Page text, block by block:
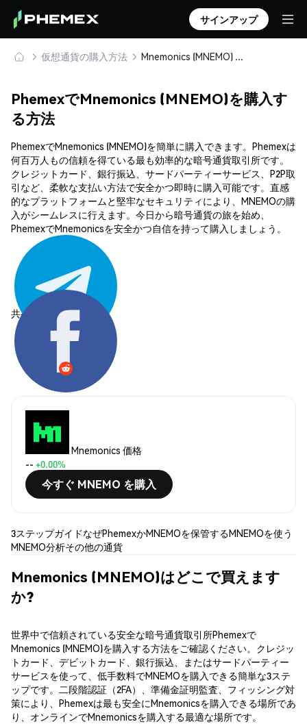
サインアップ
仮想通貨の購入方法 Mnemonics (MNEMO) を安全に購入・保管
PhemexでMnemonics (MNEMO)を購入す
る方法
PhemexでMnemonics (MNEMO)を簡単に購入できます。Phemexは
何百万人もの信頼を得ている最も効率的な暗号通貨取引所です。
クレジットカード、銀行振込、サードパーティーサービス、P2P取
引など、柔軟な支払い方法で安全かつ即時に購入可能です。直感
的なプラットフォームと堅牢なセキュリティにより、MNEMOの購
入がシームレスに行えます。今日から暗号通貨の旅を始め、
PhemexでMnemonicsを安全かつ自信を持って購入しましょう。
共有する:
Mnemonics 価格
-- +0.00%
今すぐ MNEMO を購入
3ステップガイドなぜPhemexかMNEMOを保管するMNEMOを使う
MNEMO分析その他の通貨
Mnemonics (MNEMO)はどこで買えます
か?
世界中で信頼されている安全な暗号通貨取引所Phemexで
Mnemonics (MNEMO)を購入する方法をご確認ください。クレジッ
トカード、デビットカード、銀行振込、またはサードパーティー
サービスを使って、低手数料でMNEMOを購入できる簡単な3ステ
ップです。二段階認証（2FA）、準備金証明監査、フィッシング対
策により、Phemexは最も安全にMnemonicsを購入できる場所であ
り、オンラインでMnemonicsを購入する最適な場所です。